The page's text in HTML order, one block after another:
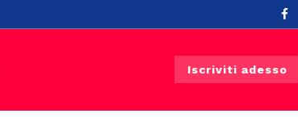
dalla Banca Monte Pruno 9 ore faIscriviti adesso